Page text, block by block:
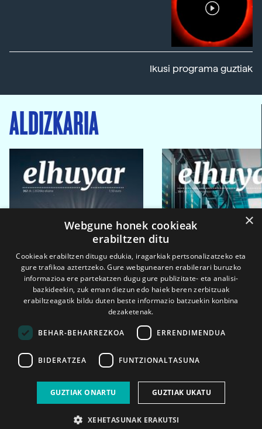
Ikusi programa guztiak
ALDIZKARIA
2026ko eka. 1a 2026ko mar. 1a
×
Webgune honek cookieak
erabiltzen ditu
Cookieak erabiltzen ditugu edukia, iragarkiak pertsonalizatzeko eta
gure trafikoa aztertzeko. Gure webgunearen erabilerari buruzko
informazioa ere partekatzen dugu gure publizitate- eta analisi-
bazkideekin, zuk eman diezun edo haiek beren zerbitzuak
erabiltzeagatik bildu duten beste informazio batzuekin konbina
dezaketenak.
BEHAR-BEHARREZKOA ERRENDIMENDUA
BIDERATZEA FUNTZIONALTASUNA
GUZTIAK ONARTU GUZTIAK UKATU
XEHETASUNAK ERAKUTSI